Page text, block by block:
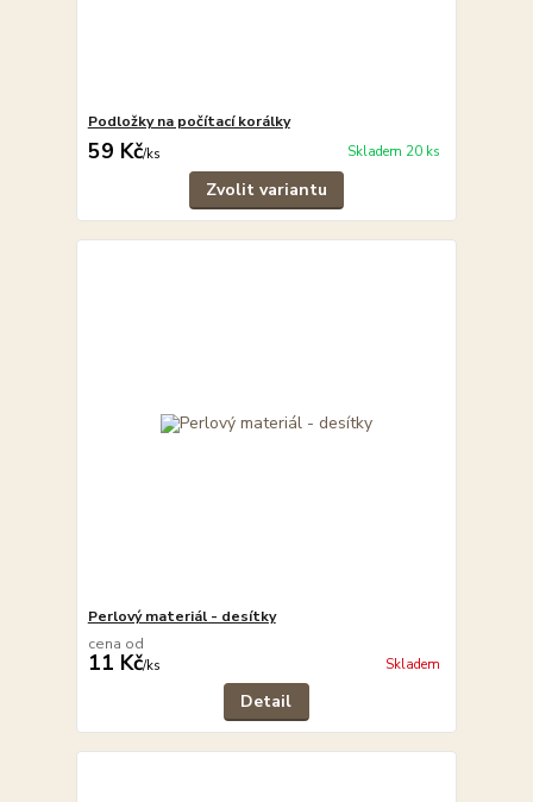
Podložky na počítací korálky
59 Kč/ks Skladem 20 ks
Zvolit variantu
Perlový materiál - desítky
cena od
11 Kč/ks Skladem
Detail